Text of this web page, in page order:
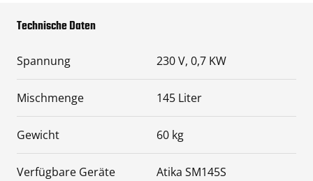
Technische Daten
Spannung 230 V, 0,7 KW
Mischmenge 145 Liter
Gewicht 60 kg
Verfügbare Geräte Atika SM145S